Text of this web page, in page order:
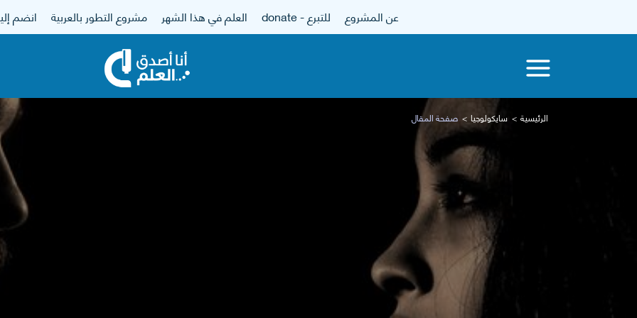
عن المشروع للتبرع - donate العلم في هذا الشهر مشروع التطور بالعربية انضم
الرئيسية سايكولوجيا صفحة المقال